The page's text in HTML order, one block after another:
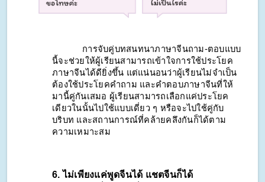
การจับคู่บทสนทนาภาษาจีนถาม-ตอบแบบ
นี้จะช่วยให้ผู้เรียนสามารถเข้าใจการใช้ประโยค
ภาษาจีนได้ดียิ่งขึ้น แต่แน่นอนว่าผู้เรียนไม่จำเป็น
ต้องใช้ประโยคคำถาม และคำตอบภาษาจีนที่ให้
มานี้คู่กันเสมอ ผู้เรียนสามารถเลือกแค่ประโยค
เดียวในนั้นไปใช้แบบเดี่ยว ๆ หรือจะไปใช้คู่กับ
บริบท และสถานการณ์ที่คล้ายคลึงกันก็ได้ตาม
ความเหมาะสม
6. ไม่เพียงแค่พูดจีนได้ แชตจีนก็ได้